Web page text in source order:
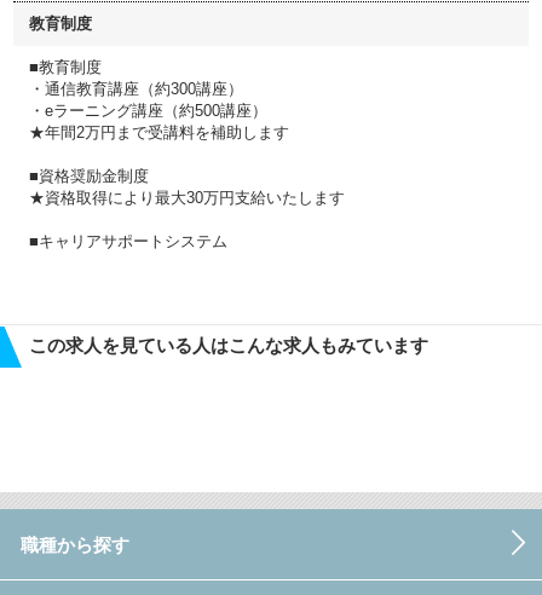
教育制度
■教育制度
・通信教育講座（約300講座）
・eラーニング講座（約500講座）
★年間2万円まで受講料を補助します
■資格奨励金制度
★資格取得により最大30万円支給いたします
■キャリアサポートシステム
この求人を見ている人はこんな求人もみています
職種から探す